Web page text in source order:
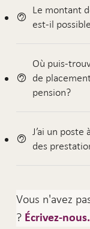
Le montant
est-il
Où puis-
de
pension?
J’ai un
des
Vous n'avez
? Écrivez-nous.